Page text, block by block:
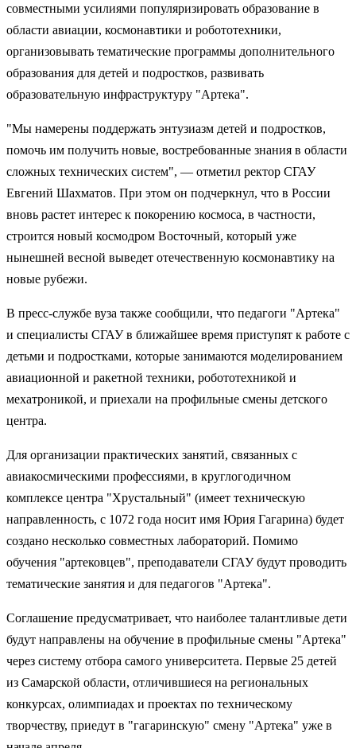
совместными усилиями популяризировать образование в
области авиации, космонавтики и робототехники,
организовывать тематические программы дополнительного
образования для детей и подростков, развивать
образовательную инфраструктуру "Артека".
"Мы намерены поддержать энтузиазм детей и подростков,
помочь им получить новые, востребованные знания в области
сложных технических систем", — отметил ректор СГАУ
Евгений Шахматов. При этом он подчеркнул, что в России
вновь растет интерес к покорению космоса, в частности,
строится новый космодром Восточный, который уже
нынешней весной выведет отечественную космонавтику на
новые рубежи.
В пресс-службе вуза также сообщили, что педагоги "Артека"
и специалисты СГАУ в ближайшее время приступят к работе с
детьми и подростками, которые занимаются моделированием
авиационной и ракетной техники, робототехникой и
мехатроникой, и приехали на профильные смены детского
центра.
Для организации практических занятий, связанных с
авиакосмическими профессиями, в круглогодичном
комплексе центра "Хрустальный" (имеет техническую
направленность, с 1072 года носит имя Юрия Гагарина) будет
создано несколько совместных лабораторий. Помимо
обучения "артековцев", преподаватели СГАУ будут проводить
тематические занятия и для педагогов "Артека".
Соглашение предусматривает, что наиболее талантливые дети
будут направлены на обучение в профильные смены "Артека"
через систему отбора самого университета. Первые 25 детей
из Самарской области, отличившиеся на региональных
конкурсах, олимпиадах и проектах по техническому
творчеству, приедут в "гагаринскую" смену "Артека" уже в